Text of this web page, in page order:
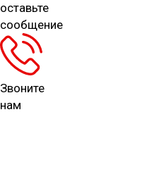
оставьте
сообщение
Звоните
нам